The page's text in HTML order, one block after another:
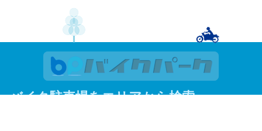
バイク駐車場をエリアから検索